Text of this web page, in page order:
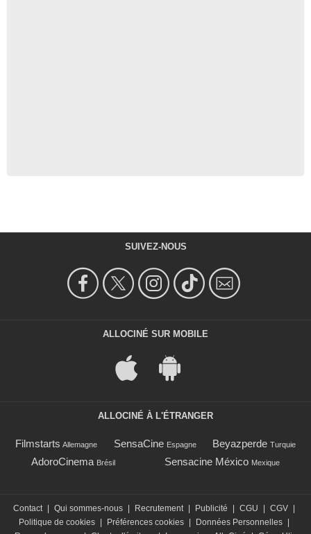
SUIVEZ-NOUS
ALLOCINÉ SUR MOBILE
ALLOCINÉ À L'ÉTRANGER
Filmstarts Allemagne SensaCine Espagne Beyazperde Turquie
AdoroCinema Brésil Sensacine México Mexique
Contact Qui sommes-nous Recrutement Publicité CGU CGV
Politique de cookies
Préférences cookies Données Personnelles